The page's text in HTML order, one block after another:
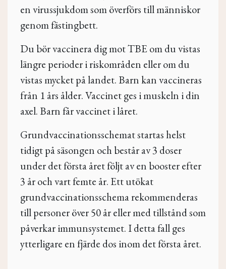
en virussjukdom som överförs till människor
genom fästingbett.
Du bör vaccinera dig mot TBE om du vistas
längre perioder i riskområden eller om du
vistas mycket på landet. Barn kan vaccineras
från 1 års ålder. Vaccinet ges i muskeln i din
axel. Barn får vaccinet i låret.
Grundvaccinationsschemat startas helst
tidigt på säsongen och består av 3 doser
under det första året följt av en booster efter
3 år och vart femte år. Ett utökat
grundvaccinationsschema rekommenderas
till personer över 50 år eller med tillstånd som
påverkar immunsystemet. I detta fall ges
ytterligare en fjärde dos inom det första året.